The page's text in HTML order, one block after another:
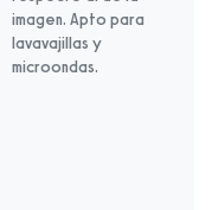
imagen. Apto para
lavavajillas y
microondas.